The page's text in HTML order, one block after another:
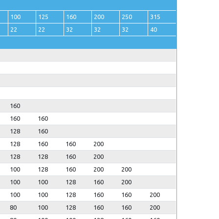
100 125 160 200 250
315
22
22 32 32 32 40
160
160
160
128
160
128
160 160
200
128
128 160
200
100
128 160 200
200
100
100 128 160
200
100
100 128 160 160
200
80
100 128 160 160
200